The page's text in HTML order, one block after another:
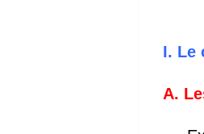
I. Le
A.